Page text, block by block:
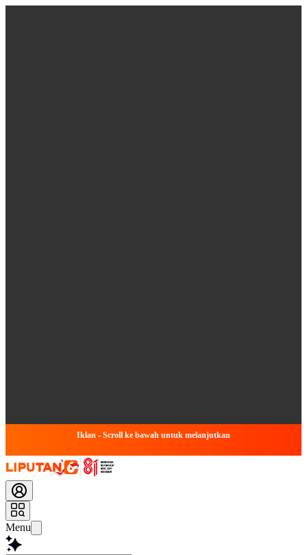
Iklan - Scroll ke bawah untuk melanjutkan
Menu